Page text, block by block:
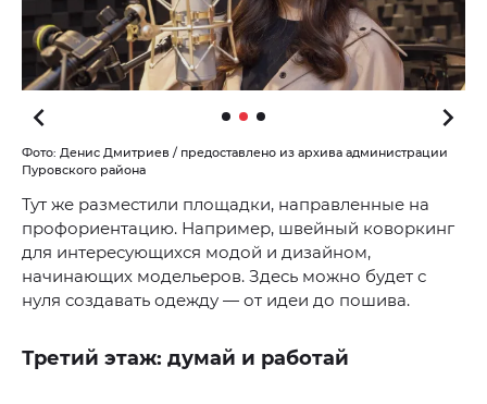
Фото: Денис Дмитриев / предоставлено из архива администрации
Пуровского района
Тут же разместили площадки, направленные на
профориентацию. Например, швейный коворкинг
для интересующихся модой и дизайном,
начинающих модельеров. Здесь можно будет с
нуля создавать одежду — от идеи до пошива.
Третий этаж: думай и работай